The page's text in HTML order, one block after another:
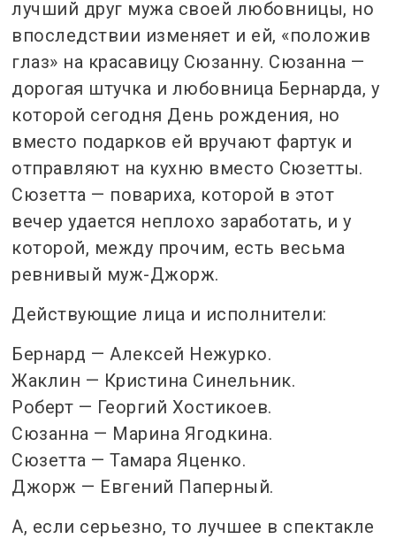
лучший друг мужа своей любовницы, но
впоследствии изменяет и ей, «положив
глаз» на красавицу Сюзанну. Сюзанна —
дорогая штучка и любовница Бернарда, у
которой сегодня День рождения, но
вместо подарков ей вручают фартук и
отправляют на кухню вместо Сюзетты.
Сюзетта — повариха, которой в этот
вечер удается неплохо заработать, и у
которой, между прочим, есть весьма
ревнивый муж-Джорж.
Действующие лица и исполнители:
Бернард — Алексей Нежурко.
Жаклин — Кристина Синельник.
Роберт — Георгий Хостикоев.
Сюзанна — Марина Ягодкина.
Сюзетта — Тамара Яценко.
Джорж — Евгений Паперный.
А, если серьезно, то лучшее в спектакле